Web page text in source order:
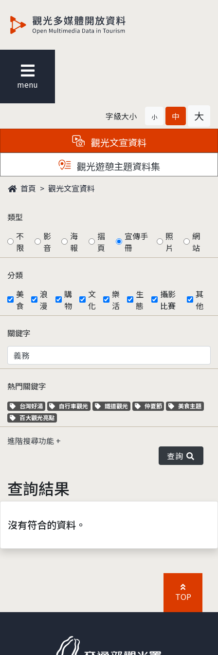
menu
字級大小 小 中 大
觀光文宣資料
觀光遊憩主題資料集
首頁 觀光文宣資料
類型
不
限
影
音
海
報
摺
頁
宣傳手
冊
照
片
網
站
分類
美
食
浪
漫
購
物
文
化
樂
活
生
態
攝影
比賽
其
他
關鍵字
熱門關鍵字
關鍵字標籤
台灣好湯 關鍵字標籤
自行車觀光 關鍵字標籤
鐵道觀光 關鍵字標籤
仲夏節 關鍵字標籤
美食主題
關鍵字標籤
百大觀光亮點
進階搜尋功能
查詢
查詢結果
沒有符合的資料。
TOP